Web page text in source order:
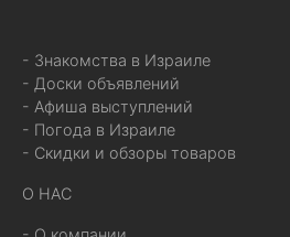
- Знакомства в Израиле
- Доски объявлений
- Афиша выступлений
- Погода в Израиле
- Скидки и обзоры товаров
О НАС